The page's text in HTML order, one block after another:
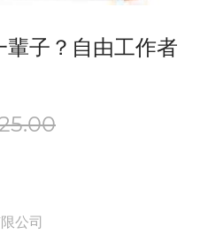
子？自由工作者
公司